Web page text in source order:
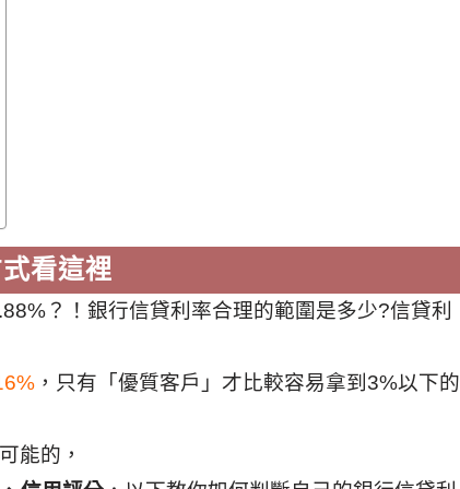
看這裡
？！銀行信貸利率合理的範圍是多少?信貸利
， 只有「優質客戶」才比較容易拿到3%以下的
能的，